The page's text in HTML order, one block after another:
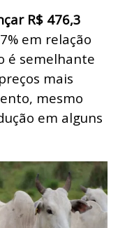
R$ 476,3
em relação
é semelhante
mais
mesmo
em alguns